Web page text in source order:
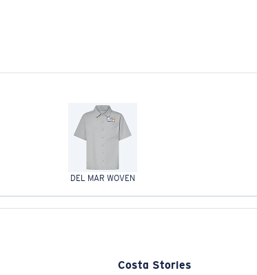
DEL MAR WOVEN
Costa Stories